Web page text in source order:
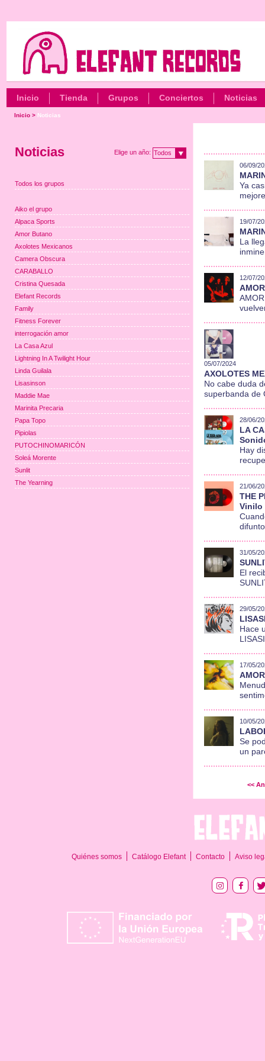
Inicio Tienda Grupos Conciertos Noticias
Inicio> Noticias
06/09/
Ya
19/07/
La
12/07/
05/07/2024
AXOLOTES
No cabe duda
superbanda de
28/06/
LA
Hay
21/06/
THE
Vinilo
31/05/
El
29/05/
Hace
17/05/
10/05/
Se
un
<<
Noticias Elige un año: Todos
Todos los grupos
Aiko el grupo
Alpaca Sports
Amor Butano
Axolotes Mexicanos
Camera Obscura
CARABALLO
Cristina Quesada
Elefant Records
Family
Fitness Forever
interrogación amor
La Casa Azul
Lightning In A Twilight Hour
Linda Guilala
Lisasinson
Maddie Mae
Marinita Precaria
Papa Topo
Pipiolas
PUTOCHINOMARICÓN
Soleá Morente
Sunlit
The Yearning
Quiénes somos Catálogo Elefant Contacto Aviso